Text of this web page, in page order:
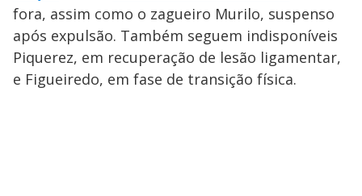
fora, assim como o zagueiro Murilo, suspenso
após expulsão. Também seguem indisponíveis
Piquerez, em recuperação de lesão ligamentar,
e Figueiredo, em fase de transição física.